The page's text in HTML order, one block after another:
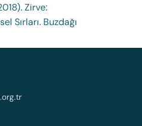
Zirve:
Sırları. Buzdağı